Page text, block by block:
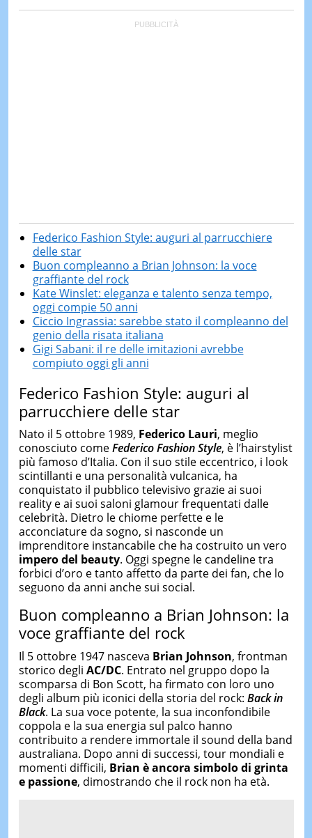
Federico Fashion Style: auguri al parrucchiere
delle star
Buon compleanno a Brian Johnson: la voce
graffiante del rock
Kate Winslet: eleganza e talento senza tempo,
oggi compie 50 anni
Ciccio Ingrassia: sarebbe stato il compleanno del
genio della risata italiana
Gigi Sabani: il re delle imitazioni avrebbe
compiuto oggi gli anni
Federico Fashion Style: auguri al
parrucchiere delle star
Nato il 5 ottobre 1989, Federico Lauri, meglio
conosciuto comeFederico Fashion Style, è l’hairstylist
più famoso d’Italia. Con il suo stile eccentrico, i look
scintillanti e una personalità vulcanica, ha
conquistato il pubblico televisivo grazie ai suoi
reality e ai suoi saloni glamour frequentati dalle
celebrità. Dietro le chiome perfette e le
acconciature da sogno, si nasconde un
imprenditore instancabile che ha costruito un vero
impero del beauty. Oggi spegne le candeline tra
forbici d’oro e tanto affetto da parte dei fan, che lo
seguono da anni anche sui social.
Buon compleanno a Brian Johnson: la
voce graffiante del rock
Il 5 ottobre 1947 nasceva Brian Johnson, frontman
storico degli AC/DC. Entrato nel gruppo dopo la
scomparsa di Bon Scott, ha firmato con loro uno
degli album più iconici della storia del rock: Back in
Black. La sua voce potente, la sua inconfondibile
coppola e la sua energia sul palco hanno
contribuito a rendere immortale il sound della band
australiana. Dopo anni di successi, tour mondiali e
momenti difficili, Brian è ancora simbolo di grinta
e passione, dimostrando che il rock non ha età.